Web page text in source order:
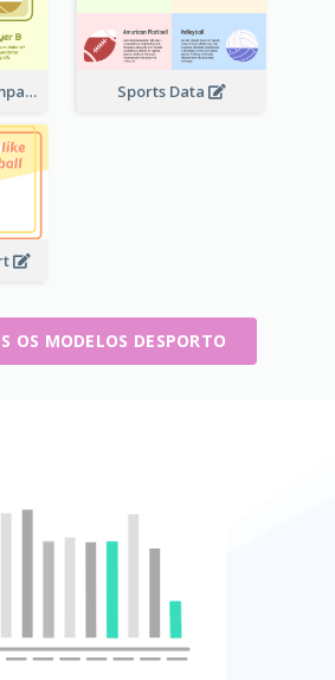
Table Tennis Comparison Sports Data
OS MODELOS DESPORTO